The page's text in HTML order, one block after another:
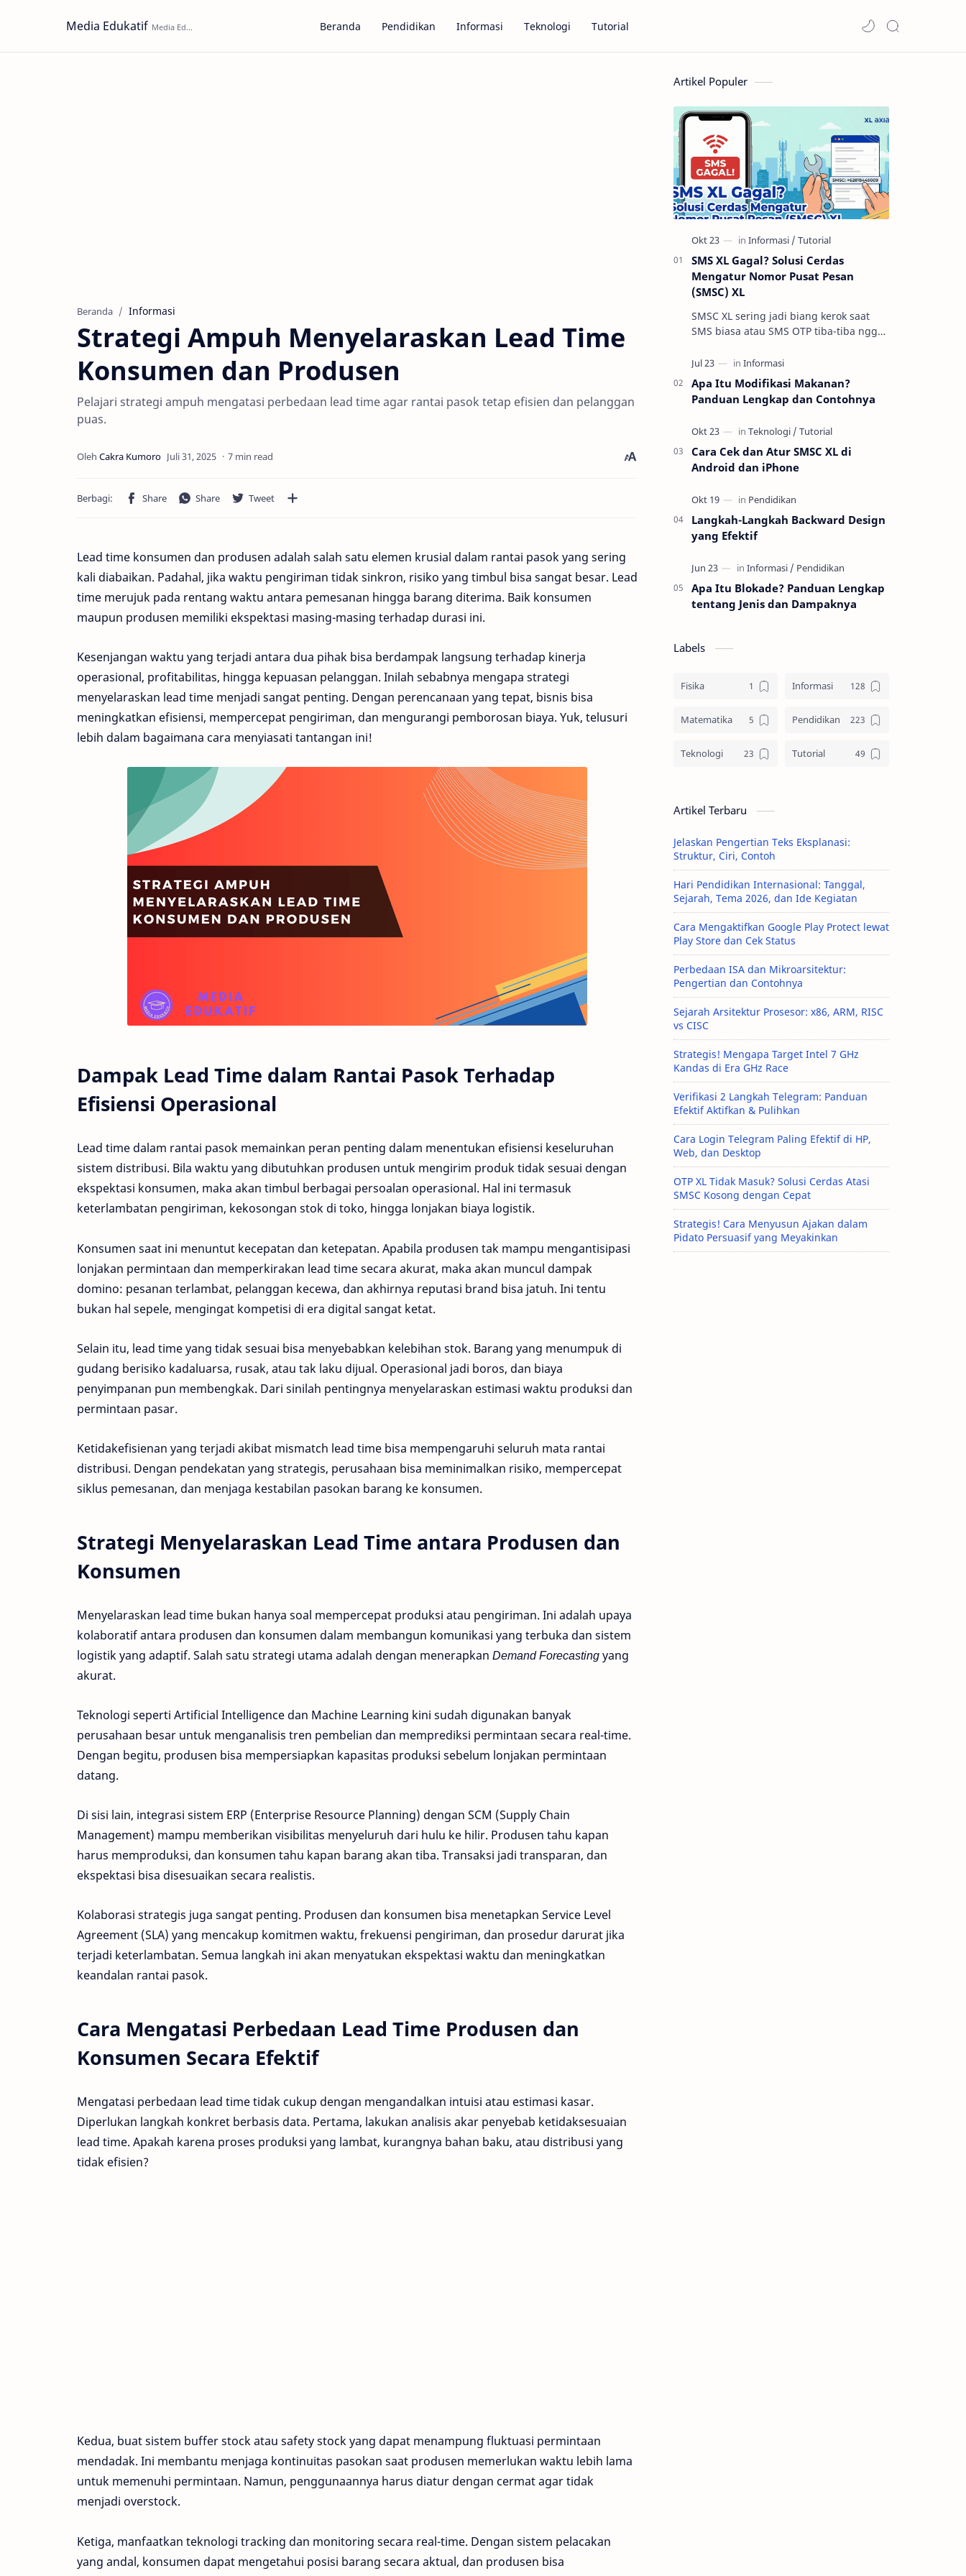
Media Edukatif Beranda Pendidikan Informasi Teknologi Tutorial
Beranda Informasi
Strategi Ampuh Menyelaraskan Lead Time
Konsumen dan Produsen
Pelajari strategi ampuh mengatasi perbedaan lead time agar rantai pasok tetap efisien dan pelanggan
puas.
7 min read
Lead time konsumen dan produsen adalah salah satu elemen krusial dalam rantai pasok yang sering
kali diabaikan. Padahal, jika waktu pengiriman tidak sinkron, risiko yang timbul bisa sangat besar. Lead
time merujuk pada rentang waktu antara pemesanan hingga barang diterima. Baik konsumen
maupun produsen memiliki ekspektasi masing-masing terhadap durasi ini.
Kesenjangan waktu yang terjadi antara dua pihak bisa berdampak langsung terhadap kinerja
operasional, profitabilitas, hingga kepuasan pelanggan. Inilah sebabnya mengapa strategi
menyelaraskan lead time menjadi sangat penting. Dengan perencanaan yang tepat, bisnis bisa
meningkatkan efisiensi, mempercepat pengiriman, dan mengurangi pemborosan biaya. Yuk, telusuri
lebih dalam bagaimana cara menyiasati tantangan ini!
Dampak Lead Time dalam Rantai Pasok Terhadap
Efisiensi Operasional
Lead time dalam rantai pasok memainkan peran penting dalam menentukan efisiensi keseluruhan
sistem distribusi. Bila waktu yang dibutuhkan produsen untuk mengirim produk tidak sesuai dengan
ekspektasi konsumen, maka akan timbul berbagai persoalan operasional. Hal ini termasuk
keterlambatan pengiriman, kekosongan stok di toko, hingga lonjakan biaya logistik.
Konsumen saat ini menuntut kecepatan dan ketepatan. Apabila produsen tak mampu mengantisipasi
lonjakan permintaan dan memperkirakan lead time secara akurat, maka akan muncul dampak
domino: pesanan terlambat, pelanggan kecewa, dan akhirnya reputasi brand bisa jatuh. Ini tentu
bukan hal sepele, mengingat kompetisi di era digital sangat ketat.
Selain itu, lead time yang tidak sesuai bisa menyebabkan kelebihan stok. Barang yang menumpuk di
gudang berisiko kadaluarsa, rusak, atau tak laku dijual. Operasional jadi boros, dan biaya
penyimpanan pun membengkak. Dari sinilah pentingnya menyelaraskan estimasi waktu produksi dan
permintaan pasar.
Ketidakefisienan yang terjadi akibat mismatch lead time bisa mempengaruhi seluruh mata rantai
distribusi. Dengan pendekatan yang strategis, perusahaan bisa meminimalkan risiko, mempercepat
siklus pemesanan, dan menjaga kestabilan pasokan barang ke konsumen.
Strategi Menyelaraskan Lead Time antara Produsen dan
Konsumen
Menyelaraskan lead time bukan hanya soal mempercepat produksi atau pengiriman. Ini adalah upaya
kolaboratif antara produsen dan konsumen dalam membangun komunikasi yang terbuka dan sistem
logistik yang adaptif. Salah satu strategi utama adalah dengan menerapkan Demand Forecastingyang
akurat.
Teknologi seperti Artificial Intelligence dan Machine Learning kini sudah digunakan banyak
perusahaan besar untuk menganalisis tren pembelian dan memprediksi permintaan secara real-time.
Dengan begitu, produsen bisa mempersiapkan kapasitas produksi sebelum lonjakan permintaan
datang.
Di sisi lain, integrasi sistem ERP (Enterprise Resource Planning) dengan SCM (Supply Chain
Management) mampu memberikan visibilitas menyeluruh dari hulu ke hilir. Produsen tahu kapan
harus memproduksi, dan konsumen tahu kapan barang akan tiba. Transaksi jadi transparan, dan
ekspektasi bisa disesuaikan secara realistis.
Kolaborasi strategis juga sangat penting. Produsen dan konsumen bisa menetapkan Service Level
Agreement (SLA) yang mencakup komitmen waktu, frekuensi pengiriman, dan prosedur darurat jika
terjadi keterlambatan. Semua langkah ini akan menyatukan ekspektasi waktu dan meningkatkan
keandalan rantai pasok.
Cara Mengatasi Perbedaan Lead Time Produsen dan
Konsumen Secara Efektif
Mengatasi perbedaan lead time tidak cukup dengan mengandalkan intuisi atau estimasi kasar.
Diperlukan langkah konkret berbasis data. Pertama, lakukan analisis akar penyebab ketidaksesuaian
lead time. Apakah karena proses produksi yang lambat, kurangnya bahan baku, atau distribusi yang
tidak efisien?
Kedua, buat sistem buffer stock atau safety stock yang dapat menampung fluktuasi permintaan
mendadak. Ini membantu menjaga kontinuitas pasokan saat produsen memerlukan waktu lebih lama
untuk memenuhi permintaan. Namun, penggunaannya harus diatur dengan cermat agar tidak
menjadi overstock.
Ketiga, manfaatkan teknologi tracking dan monitoring secara real-time. Dengan sistem pelacakan
yang andal, konsumen dapat mengetahui posisi barang secara aktual, dan produsen bisa
Artikel Populer
SMS XL Gagal? Solusi Cerdas
Mengatur Nomor Pusat Pesan
(SMSC) XL
SMSC XL sering jadi biang kerok saat
SMS biasa atau SMS OTP tiba-tiba nggak
praktik troubleshooting layanan se…
Apa Itu Modifikasi Makanan?
Panduan Lengkap dan Contohnya
Cara Cek dan Atur SMSC XL di
Android dan iPhone
Langkah-Langkah Backward Design
yang Efektif
Apa Itu Blokade? Panduan Lengkap
tentang Jenis dan Dampaknya
Labels
Fisika Informasi
Matematika Pendidikan
Teknologi Tutorial
Artikel Terbaru
Jelaskan Pengertian Teks Eksplanasi:
Struktur, Ciri, Contoh
Hari Pendidikan Internasional: Tanggal,
Sejarah, Tema 2026, dan Ide Kegiatan
Cara Mengaktifkan Google Play Protect lewat
Play Store dan Cek Status
Perbedaan ISA dan Mikroarsitektur:
Pengertian dan Contohnya
Sejarah Arsitektur Prosesor: x86, ARM, RISC
vs CISC
Strategis! Mengapa Target Intel 7 GHz
Kandas di Era GHz Race
Verifikasi 2 Langkah Telegram: Panduan
Efektif Aktifkan & Pulihkan
Cara Login Telegram Paling Efektif di HP,
Web, dan Desktop
OTP XL Tidak Masuk? Solusi Cerdas Atasi
SMSC Kosong dengan Cepat
Strategis! Cara Menyusun Ajakan dalam
Pidato Persuasif yang Meyakinkan